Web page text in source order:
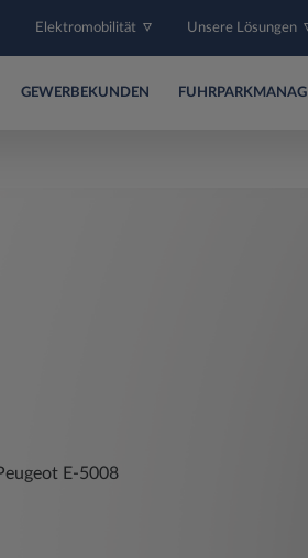
Elektromobilität Unsere Lösungen
GEWERBEKUNDEN